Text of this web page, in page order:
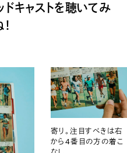
キャストを聴いてみ
寄り。注目すべきは右
から4番目の方の着こ